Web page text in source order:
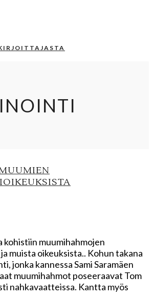
kohistiin muumihahmojen
muista oikeuksista.. Kohun takana
jonka kannessa Sami Saramäen
muumihahmot poseeraavat Tom
nahkavaatteissa. Kantta myös